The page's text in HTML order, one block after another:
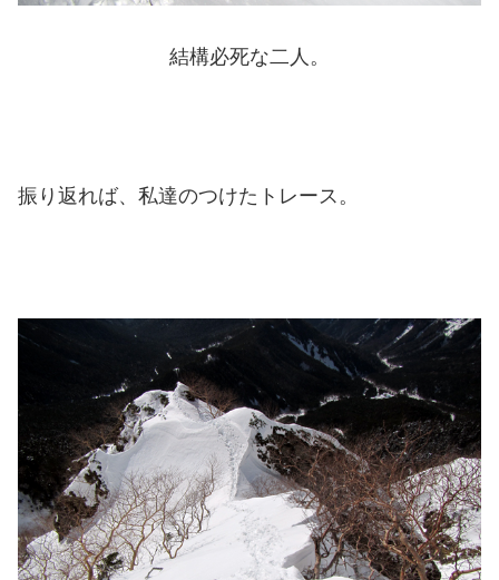
結構必死な二人。
振り返れば、私達のつけたトレース。